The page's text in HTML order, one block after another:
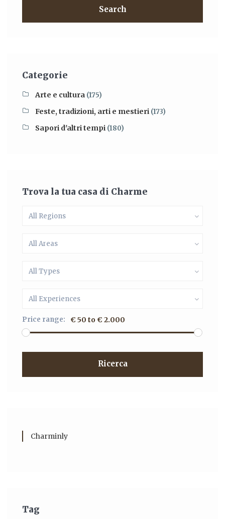
Search
Categorie
Arte e cultura (175)
Feste, tradizioni, arti e mestieri (173)
Sapori d'altri tempi (180)
Trova la tua casa di Charme
All Regions
All Areas
All Types
All Experiences
Price range: € 50 to € 2.000
Ricerca
Charminly
Tag